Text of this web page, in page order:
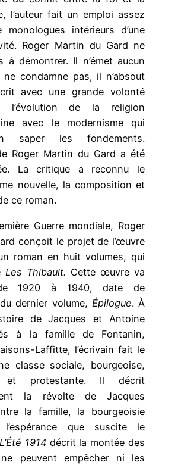
l’auteur fait un emploi assez
monologues intérieurs d’une
Roger Martin du Gard ne
à démontrer. Il n’émet aucun
ne condamne pas, il n’absout
avec une grande volonté
l’évolution de la religion
avec le modernisme qui
saper les fondements.
Roger Martin du Gard a été
La critique a reconnu le
nouvelle, la composition et
ce roman.
Guerre mondiale, Roger
conçoit le projet de l’œuvre
roman en huit volumes, qui
Les Thibault. Cette œuvre va
de 1920 à 1940, date de
dernier volume, Épilogue. À
de Jacques et Antoine
à la famille de Fontanin,
Laffitte, l’écrivain fait le
classe sociale, bourgeoise,
et protestante. Il décrit
la révolte de Jacques
la famille, la bourgeoisie
l’espérance que suscite le
L’Été 1914décrit la montée des
peuvent empêcher ni les